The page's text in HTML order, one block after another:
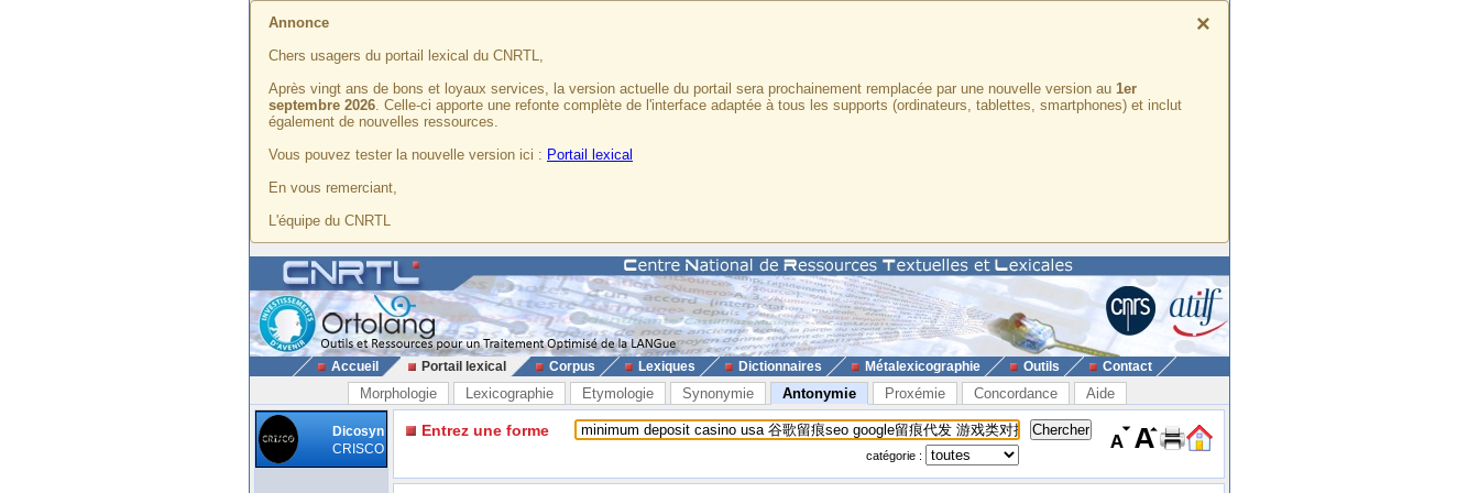
×
Annonce
Chers usagers du portail lexical du CNRTL,
Après vingt ans de bons et loyaux services, la version actuelle du portail sera prochainement remplacée par une nouvelle version au 1er
septembre 2026. Celle-ci apporte une refonte complète de l'interface adaptée à tous les supports (ordinateurs, tablettes, smartphones) et inclut
également de nouvelles ressources.
Vous pouvez tester la nouvelle version ici : Portail lexical
En vous remerciant,
L'équipe du CNRTL
Accueil Portail lexical Corpus Lexiques Dictionnaires Métalexicographie Outils Contact
Morphologie Lexicographie Etymologie Synonymie Antonymie Proxémie Concordance Aide
Dicosyn
CRISCO
Entrez une forme
catégorie :